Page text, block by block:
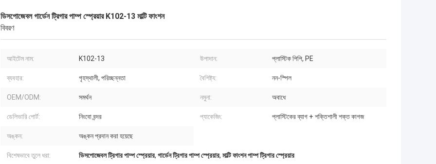
ডিসপোজেবল গার্ডেন ট্রিগার পাম্প স্প্রেয়ার K102-13 মাল্টি ফাংশন
বিবরণ
আইটেম নাম: K102-13 উপাদান: প্লাস্টিক পিপি, PE
ব্যবহার: গৃহস্থালী, পরিচ্ছন্নতা বৈশিষ্ট্য: নন-স্পিল
OEM/ODM: সমর্থন নমুনা: অবাধে
ডেলিভারি পোর্ট: নিংবো বন্দর প্যাকেজিং: প্লাস্টিকের ব্যাগ + শক্তিশালী শক্ত কাগজ
অঙ্কন: অঙ্কন প্রদান করা হয়েছে
বিশেষভাবে তুলে ধরা: ডিসপোজেবল ট্রিগার পাম্প স্প্রেয়ার, গার্ডেন ট্রিগার পাম্প স্প্রেয়ার, মাল্টি ফাংশন পাম্প ট্রিগার স্প্রেয়ার